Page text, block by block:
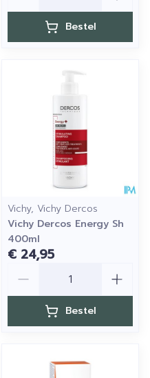
Bestel
Vichy, Vichy Dercos
Vichy Dercos Energy Sh
400ml
€ 24,95
Bestel